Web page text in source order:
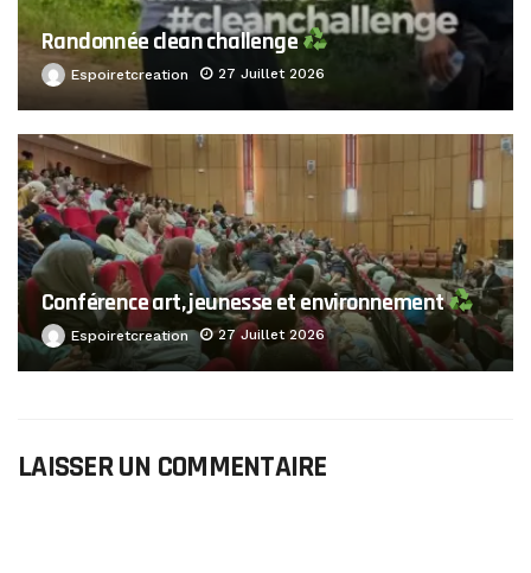
Randonnée clean challenge
Espoiretcreation 27 Juillet 2026
Conférence art, jeunesse et environnement
Espoiretcreation 27 Juillet 2026
LAISSER UN COMMENTAIRE